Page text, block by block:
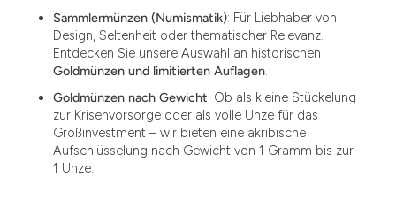
Sammlermünzen (Numismatik): Für Liebhaber von
Design, Seltenheit oder thematischer Relevanz.
Entdecken Sie unsere Auswahl an historischen
Goldmünzen und limitierten Auflagen.
Goldmünzen nach Gewicht: Ob als kleine Stückelung
zur Krisenvorsorge oder als volle Unze für das
Großinvestment – wir bieten eine akribische
Aufschlüsselung nach Gewicht von 1 Gramm bis zur
1 Unze.